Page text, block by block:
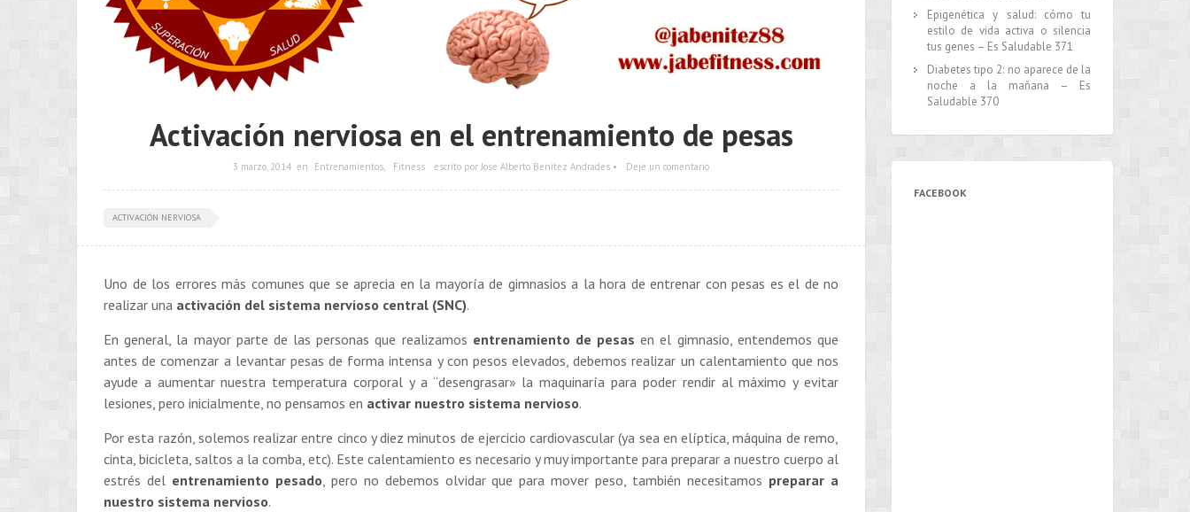
Activación nerviosa en el entrenamiento de pesas
3 marzo, 2014 en Entrenamientos, Fitness escrito por Jose Alberto Benítez Andrades • Deje un comentario
ACTIVACIÓN NERVIOSA
Uno de los errores más comunes que se aprecia en la mayoría de gimnasios a la hora de entrenar con pesas es el de no
realizar una activación del sistema nervioso central (SNC).
En general, la mayor parte de las personas que realizamos entrenamiento de pesas en el gimnasio, entendemos que
antes de comenzar a levantar pesas de forma intensa y con pesos elevados, debemos realizar un calentamiento que nos
ayude a aumentar nuestra temperatura corporal y a “desengrasar» la maquinaría para poder rendir al máximo y evitar
lesiones, pero inicialmente, no pensamos en activar nuestro sistema nervioso.
Por esta razón, solemos realizar entre cinco y diez minutos de ejercicio cardiovascular (ya sea en elíptica, máquina de remo,
cinta, bicicleta, saltos a la comba, etc). Este calentamiento es necesario y muy importante para preparar a nuestro cuerpo al
estrés del entrenamiento pesado, pero no debemos olvidar que para mover peso, también necesitamos preparar a
nuestro sistema nervioso.
Epigenética y salud: cómo tu
estilo de vida activa o silencia
tus genes – Es Saludable 371
Diabetes tipo 2: no aparece de la
noche a la mañana – Es
Saludable 370
FACEBOOK